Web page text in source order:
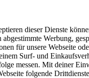
dieser Dienste
abgestimmte Werbung,
für unsere Webseite
Surf- und
messen. Mit deiner
folgende